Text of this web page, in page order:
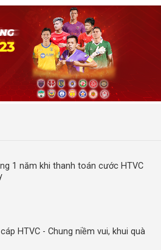
1 năm khi thanh toán cước HTVC
HTVC - Chung niềm vui, khui quà